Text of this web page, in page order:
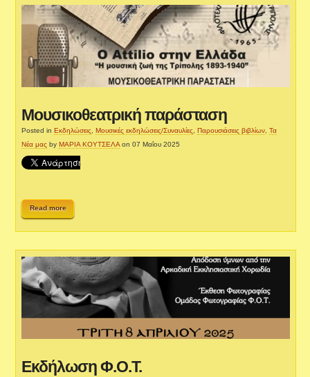
Μουσικοθεατρική παράσταση
Posted inΕκδηλώσεις ,Μουσικές εκδηλώσεις/Συναυλίες ,Παρουσιάσεις βιβλίων ,Τα
Νέα μας byΜΑΡΙΑ ΚΟΥΤΣΕΛΑ on 07 Μαΐου 2025
Read more
Εκδήλωση Φ.Ο.Τ.